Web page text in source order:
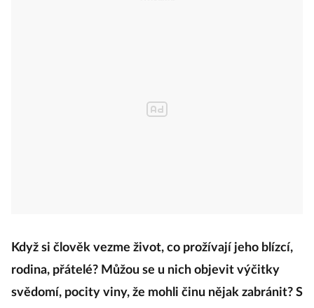
Když si člověk vezme život, co prožívají jeho blízcí,
rodina, přátelé? Můžou se u nich objevit výčitky
svědomí, pocity viny, že mohli činu nějak zabránit? S